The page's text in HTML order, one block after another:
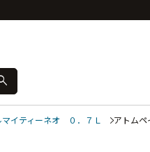
イティーネオ ０．７Ｌ アトム